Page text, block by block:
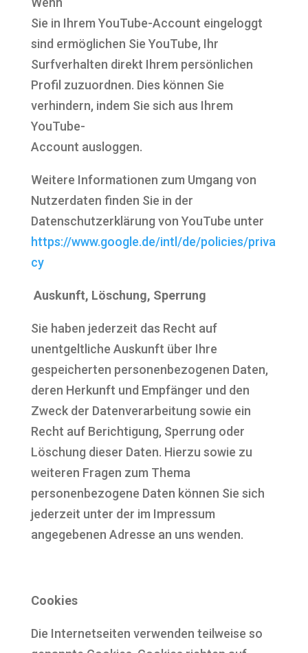
Sie in Ihrem YouTube-Account eingeloggt
sind ermöglichen Sie YouTube, Ihr
Surfverhalten direkt Ihrem persönlichen
Profil zuzuordnen. Dies können Sie
verhindern, indem Sie sich aus Ihrem
YouTube-
Account ausloggen.
Weitere Informationen zum Umgang von
Nutzerdaten finden Sie in der
Datenschutzerklärung von YouTube unter
https://www.google.de/intl/de/policies/priva
cy
Auskunft, Löschung, Sperrung
Sie haben jederzeit das Recht auf
unentgeltliche Auskunft über Ihre
gespeicherten personenbezogenen Daten,
deren Herkunft und Empfänger und den
Zweck der Datenverarbeitung sowie ein
Recht auf Berichtigung, Sperrung oder
Löschung dieser Daten. Hierzu sowie zu
weiteren Fragen zum Thema
personenbezogene Daten können Sie sich
jederzeit unter der im Impressum
angegebenen Adresse an uns wenden.
Cookies
Die Internetseiten verwenden teilweise so